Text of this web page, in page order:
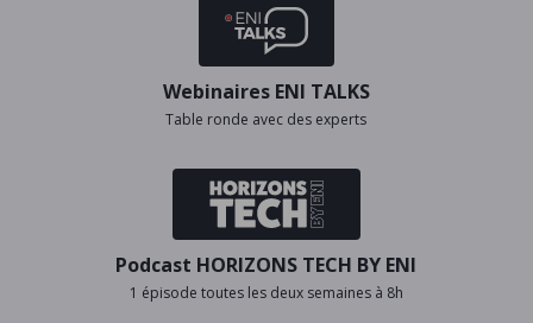
Webinaires ENI TALKS
Table ronde avec des experts
Podcast HORIZONS TECH BY ENI
1 épisode toutes les deux semaines à 8h